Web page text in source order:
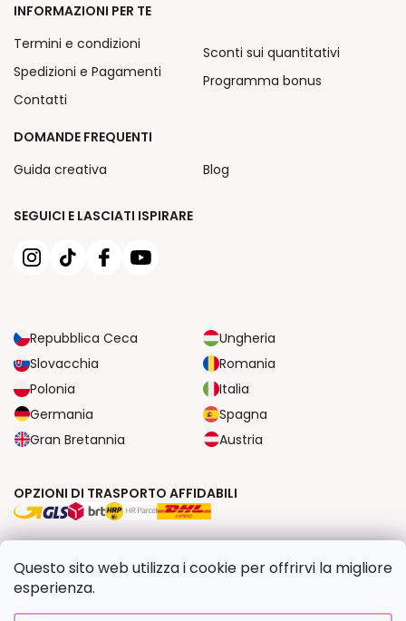
Questo sito web utilizza i cookie per offrirvi la migliore
esperienza.
SEGUICI E LASCIATI ISPIRARE
Repubblica Ceca
Ungheria
Slovacchia
Romania
Polonia
Italia
Germania
Spagna
Gran Bretannia
Austria
INFORMAZIONI PER TE
Termini e condizioni
Spedizioni e Pagamenti
Contatti
Sconti sui quantitativi
Programma bonus
DOMANDE FREQUENTI
Guida creativa
Blog
OPZIONI DI TRASPORTO AFFIDABILI